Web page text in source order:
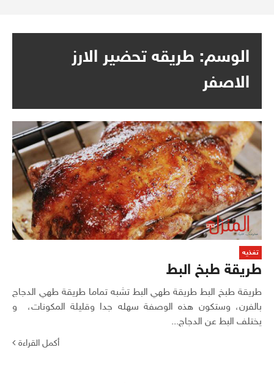
الوسم: طريقه تحضير الارز
الاصفر
تغذيه
طريقة طبخ البط
طريقة طبخ البط طريقة طهي البط تشبه تماما طريقة طهي الدجاج
بالفرن، وستكون هذه الوصفة سهله جدا وقليلة المكونات، و
يختلف البط عن الدجاج...
أكمل القراءة